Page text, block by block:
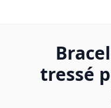
tressé